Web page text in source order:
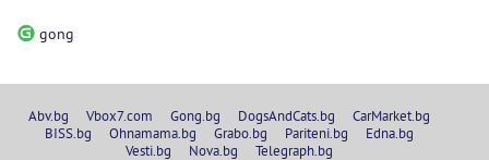
gong
Abv.bg Vbox7.com Gong.bg DogsAndCats.bg
CarMarket.bg
BISS.bg
Ohnamama.bg Grabo.bg Pariteni.bg
Edna.bg
Vesti.bg
Nova.bg Telegraph.bg